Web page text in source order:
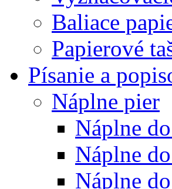
Baliace
Papierové
Písanie a
Náplne pier
Náplne
Náplne
Náplne